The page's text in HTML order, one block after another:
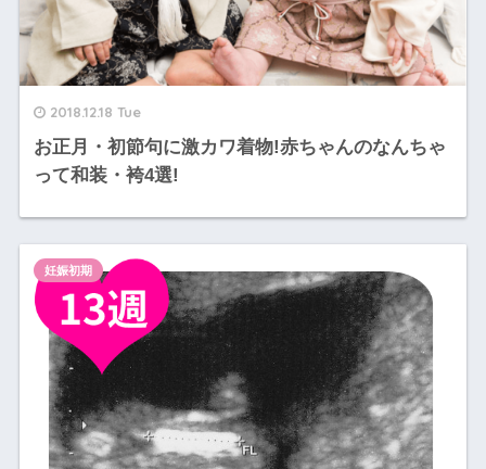
2018.12.18 Tue
お正月・初節句に激カワ着物!赤ちゃんのなんちゃ
って和装・袴4選!
妊娠初期